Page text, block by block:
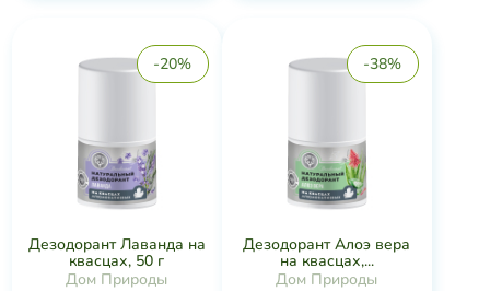
-20%
Дезодорант Лаванда на
квасцах, 50 г
Дом Природы
-38%
Дезодорант Алоэ вера
на квасцах,...
Дом Природы